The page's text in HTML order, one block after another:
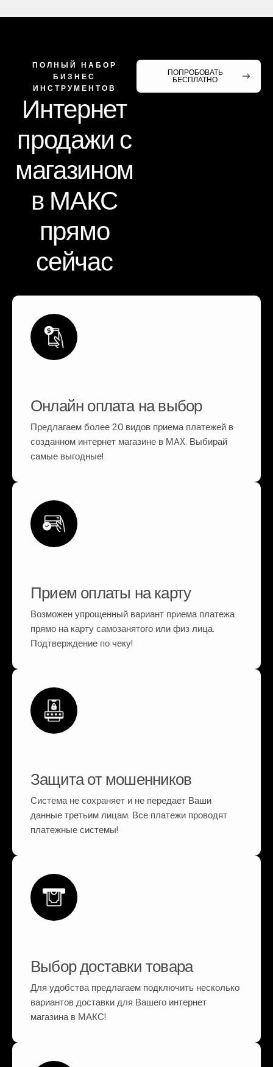
ПОЛНЫЙ НАБОР
БИЗНЕС
ИНСТРУМЕНТОВ
Интернет
продажи с
магазином
в МАКС
прямо
сейчас
ПОПРОБОВАТЬ
БЕСПЛАТНО
Онлайн оплата на выбор
Предлагаем более 20 видов приема платежей в
созданном интернет магазине в МAX. Выбирай
самые выгодные!
Прием оплаты на карту
Возможен упрощенный вариант приема платежа
прямо на карту самозанятого или физ лица.
Подтверждение по чеку!
Защита от мошенников
Система не сохраняет и не передает Ваши
данные третьим лицам. Все платежи проводят
платежные системы!
Выбор доставки товара
Для удобства предлагаем подключить несколько
вариантов доставки для Вашего интернет
магазина в МАКС!